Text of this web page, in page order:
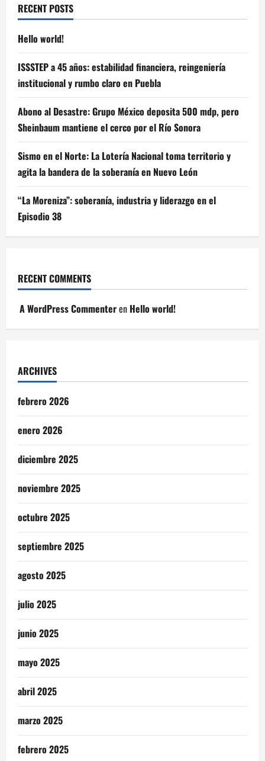
RECENT POSTS
Hello world!
ISSSTEP a 45 años: estabilidad financiera, reingeniería
institucional y rumbo claro en Puebla
Abono al Desastre: Grupo México deposita 500 mdp, pero
Sheinbaum mantiene el cerco por el Río Sonora
Sismo en el Norte: La Lotería Nacional toma territorio y
agita la bandera de la soberanía en Nuevo León
“La Moreniza”: soberanía, industria y liderazgo en el
Episodio 38
RECENT COMMENTS
A WordPress Commenteren Hello world!
ARCHIVES
febrero 2026
enero 2026
diciembre 2025
noviembre 2025
octubre 2025
septiembre 2025
agosto 2025
julio 2025
junio 2025
mayo 2025
abril 2025
marzo 2025
febrero 2025